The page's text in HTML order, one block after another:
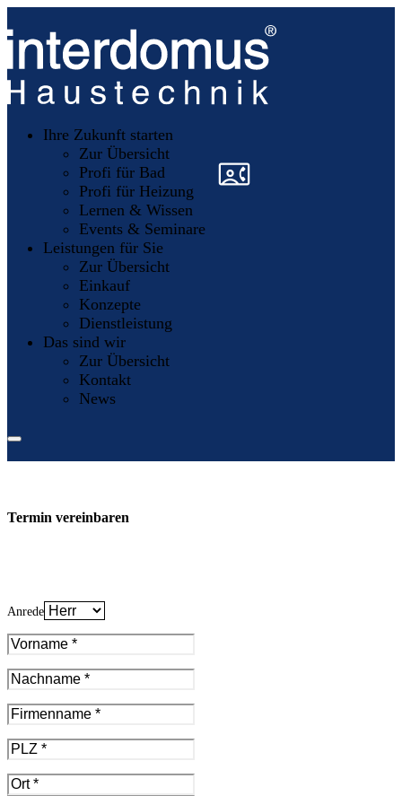
Ihre Zukunft starten
Zur Übersicht
Profi für Bad
Profi für Heizung
Lernen & Wissen
Events & Seminare
Leistungen für Sie
Zur Übersicht
Einkauf
Konzepte
Dienstleistung
Das sind wir
Zur Übersicht
Kontakt
News
»
Termin vereinbaren
Anrede